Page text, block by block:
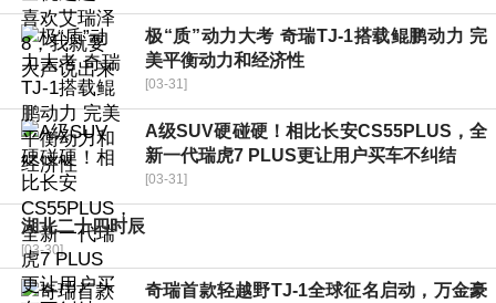
极“质”动力大考 奇瑞TJ-1搭载鲲鹏动力 完
美平衡动力和经济性
[03-31]
A级SUV硬碰硬！相比长安CS55PLUS，全
新一代瑞虎7 PLUS更让用户买车不纠结
[03-31]
湖北二十四时辰
[03-30]
奇瑞首款轻越野TJ-1全球征名启动，万金豪